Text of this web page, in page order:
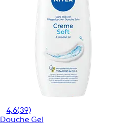
4,6(39)
Douche Gel